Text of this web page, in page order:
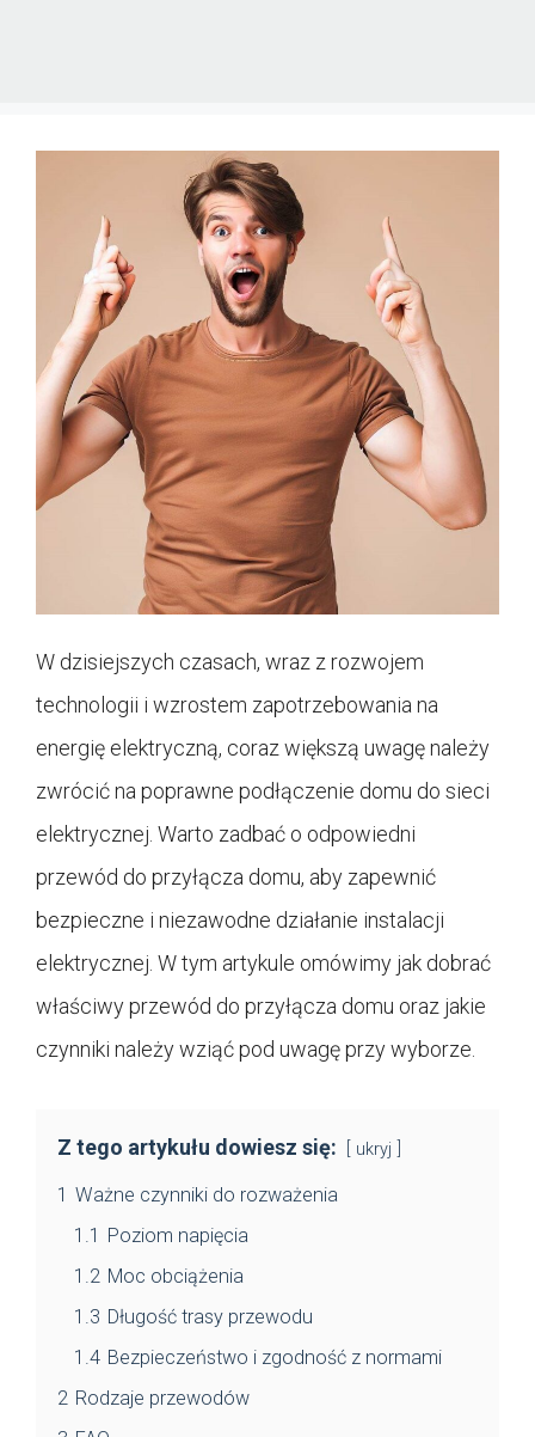
W dzisiejszych czasach, wraz z rozwojem
technologii i wzrostem zapotrzebowania na
energię elektryczną, coraz większą uwagę należy
zwrócić na poprawne podłączenie domu do sieci
elektrycznej. Warto zadbać o odpowiedni
przewód do przyłącza domu, aby zapewnić
bezpieczne i niezawodne działanie instalacji
elektrycznej. W tym artykule omówimy jak dobrać
właściwy przewód do przyłącza domu oraz jakie
czynniki należy wziąć pod uwagę przy wyborze.
Z tego artykułu dowiesz się: ukryj
1 Ważne czynniki do rozważenia
1.1 Poziom napięcia
1.2 Moc obciążenia
1.3 Długość trasy przewodu
1.4 Bezpieczeństwo i zgodność z normami
2 Rodzaje przewodów